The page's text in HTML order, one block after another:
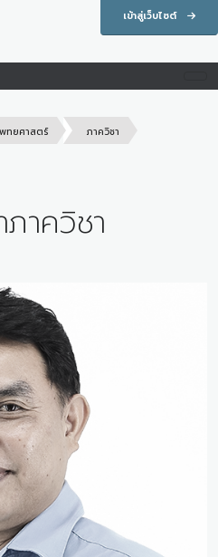
เข้าสู่เว็บไซต์
ทยศาสตร์
ภาควิชา
าควิชา